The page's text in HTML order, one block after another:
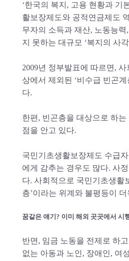
‘한국의 복지, 고용 현황과 기
활보장제도와 공적연금제도
무자의 소득과 재산, 노동능
지 못하는 대규모 ‘복지의 사
2009년 정부발표에 따르면,
상에서 제외된 ‘비수급 빈곤
다.
한편, 빈곤층을 대상으로 하는
점을 안고 있다.
국민기초생활보장제도 수급
에게 감추는 경우도 많다. 사
다. 사회적으로 국민기초생활
층’이라는 위계와 불평등이
꿈같은 얘기? 이미 해외 곳곳에서 시
반면, 임금 노동을 전제로 하
없는 아동과 노인, 장애인, 여